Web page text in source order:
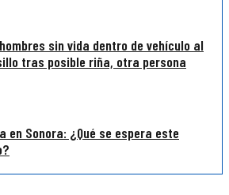
sin vida dentro de vehículo al
tras posible riña, otra persona
en Sonora: ¿Qué se espera este